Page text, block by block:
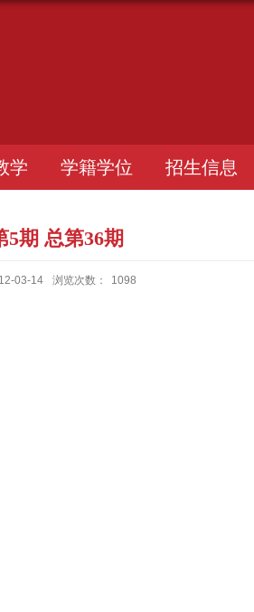
学 学籍学位 招生信息
5期 总第36期
03-14 浏览次数： 1098